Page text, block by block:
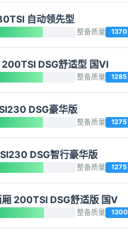
自动领先型
整备质量 1370
DSG舒适型 国VI
整备质量 1285
DSG豪华版
整备质量 1275
DSG智行豪华版
整备质量 1275
200TSI DSG舒适版 国V
整备质量 1300